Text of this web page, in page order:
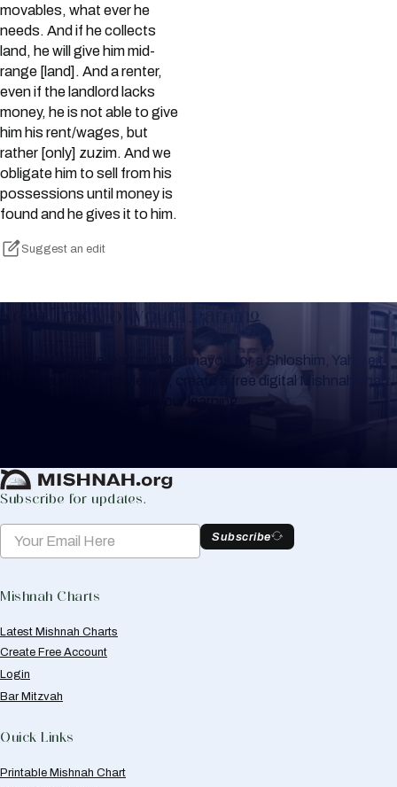
movables, what ever he
needs. And if he collects
land, he will give him mid-
range [land]. And a renter,
even if the landlord lacks
money, he is not able to give
him his rent/wages, but
rather [only] zuzim. And we
obligate him to sell from his
possessions until money is
found and he gives it to him.
Suggest an edit
Keep Track of your Learning
Whether you are learning Mishnayos for a Shloshim, Yahrzeit
or for your own knowledge, create a free digital Mishnah chart
to help you keep track of your learning.
Subscribe for updates.
Subscribe
Mishnah Charts
Latest Mishnah Charts
Create Free Account
Login
Bar Mitzvah
Quick Links
Printable Mishnah Chart